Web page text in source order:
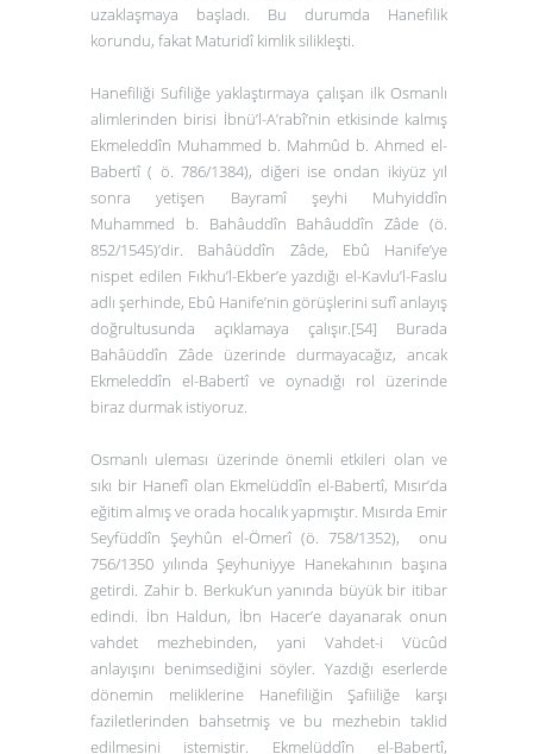
uzaklaşmaya başladı. Bu durumda Hanefilik
korundu, fakat Maturidî kimlik silikleşti.
Hanefiliği Sufiliğe yaklaştırmaya çalışan ilk Osmanlı
alimlerinden birisi İbnü’l-A’rabî’nin etkisinde kalmış
Ekmeleddîn Muhammed b. Mahmûd b. Ahmed el-
Babertî ( ö. 786/1384), diğeri ise ondan ikiyüz yıl
sonra yetişen Bayramî şeyhi Muhyiddîn
Muhammed b. Bahâuddîn Bahâuddîn Zâde (ö.
852/1545)’dir. Bahâüddîn Zâde, Ebû Hanife’ye
nispet edilen Fıkhu’l-Ekber’e yazdığı el-Kavlu’l-Faslu
adlı şerhinde, Ebû Hanife’nin görüşlerini sufî anlayış
doğrultusunda açıklamaya çalışır.[54] Burada
Bahâüddîn Zâde üzerinde durmayacağız, ancak
Ekmeleddîn el-Babertî ve oynadığı rol üzerinde
biraz durmak istiyoruz.
Osmanlı uleması üzerinde önemli etkileri olan ve
sıkı bir Hanefî olan Ekmelüddîn el-Babertî, Mısır’da
eğitim almış ve orada hocalık yapmıştır. Mısırda Emir
Seyfüddîn Şeyhûn el-Ömerî (ö. 758/1352), onu
756/1350 yılında Şeyhuniyye Hanekahının başına
getirdi. Zahir b. Berkuk’un yanında büyük bir itibar
edindi. İbn Haldun, İbn Hacer’e dayanarak onun
vahdet mezhebinden, yani Vahdet-i Vücûd
anlayışını benimsediğini söyler. Yazdığı eserlerde
dönemin meliklerine Hanefiliğin Şafiiliğe karşı
faziletlerinden bahsetmiş ve bu mezhebin taklid
edilmesini istemiştir. Ekmelüddîn el-Babertî,